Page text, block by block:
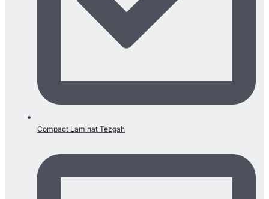
Compact Laminat Tezgah